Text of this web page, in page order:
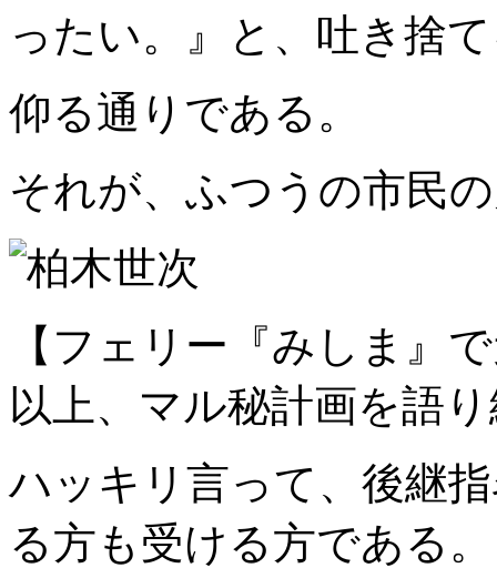
ったい。』と、吐き捨
仰る通りである。
それが、ふつうの市民
【フェリー『みしま』
以上、マル秘計画を語
ハッキリ言って、後継
る方も受ける方である。